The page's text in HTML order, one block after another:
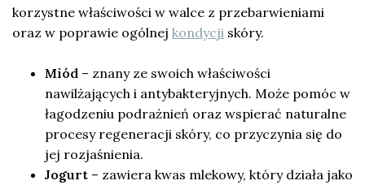
korzystne właściwości w walce z przebarwieniami
oraz w poprawie ogólnej kondycji skóry.
Miód – znany ze swoich właściwości
nawilżających i antybakteryjnych. Może pomóc w
łagodzeniu podrażnień oraz wspierać naturalne
procesy regeneracji skóry, co przyczynia się do
jej rozjaśnienia.
Jogurt – zawiera kwas mlekowy, który działa jako